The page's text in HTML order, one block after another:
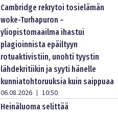
Cambridge rekrytoi tosielämän
woke-Turhapuron –
yliopistomaailma ihastui
plagioinnista epäiltyyn
rotuaktivistiin, unohti tyystin
lähdekritiikin ja syyti hänelle
kunniatohtoruuksia kuin saippuaa
06.08.2026 | 10:50
Heinäluoma selittää